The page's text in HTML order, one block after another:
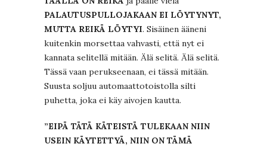
PALAUTUSPULLOJAKAAN EI LÖYTYNYT,
MUTTA REIKÄ LÖYTYI. Sisäinen ääneni
kuitenkin morsettaa vahvasti, että nyt ei
kannata selitellä mitään. Älä selitä. Älä selitä.
Tässä vaan perukseenaan, ei tässä mitään.
Suusta soljuu automaattotoistolla silti
puhetta, joka ei käy aivojen kautta.
”EIPÄ TÄTÄ KÄTEISTÄ TULEKAAN NIIN
USEIN KÄYTETTYÄ, NIIN ON TÄMÄ